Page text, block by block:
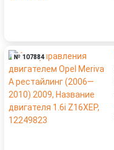
№ 107884